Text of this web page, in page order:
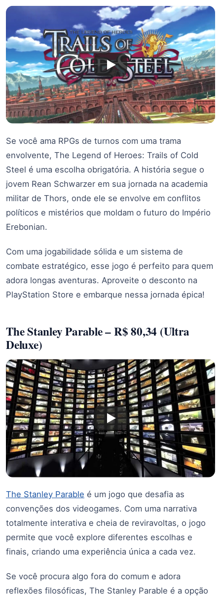
Se você ama RPGs de turnos com uma trama
envolvente, The Legend of Heroes: Trails of Cold
Steel é uma escolha obrigatória. A história segue o
jovem Rean Schwarzer em sua jornada na academia
militar de Thors, onde ele se envolve em conflitos
políticos e mistérios que moldam o futuro do Império
Erebonian.
Com uma jogabilidade sólida e um sistema de
combate estratégico, esse jogo é perfeito para quem
adora longas aventuras. Aproveite o desconto na
PlayStation Store e embarque nessa jornada épica!
The Stanley Parable – R$ 80,34 (Ultra
Deluxe)
The Stanley Parable é um jogo que desafia as
convenções dos videogames. Com uma narrativa
totalmente interativa e cheia de reviravoltas, o jogo
permite que você explore diferentes escolhas e
finais, criando uma experiência única a cada vez.
Se você procura algo fora do comum e adora
reflexões filosóficas, The Stanley Parable é a opção